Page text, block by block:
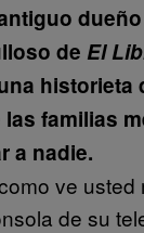
de El
historieta
las familias
a nadie.
ve usted
de su